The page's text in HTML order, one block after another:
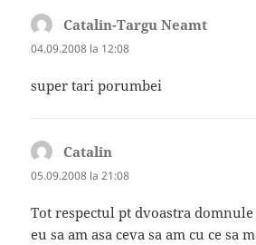
Catalin-Targu Neamt
04.09.2008 la 12:08
super tari porumbei
Catalin
05.09.2008 la 21:08
Tot respectul pt dvoastra
eu sa am asa ceva sa am cu ce sa